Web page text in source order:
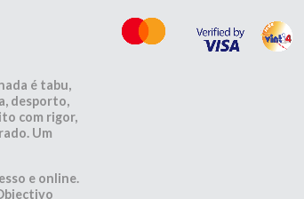
é tabu,
desporto,
com rigor,
Um
e online.